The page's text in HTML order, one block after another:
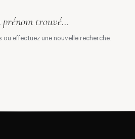
prénom trouvé…
ou effectuez une nouvelle recherche.